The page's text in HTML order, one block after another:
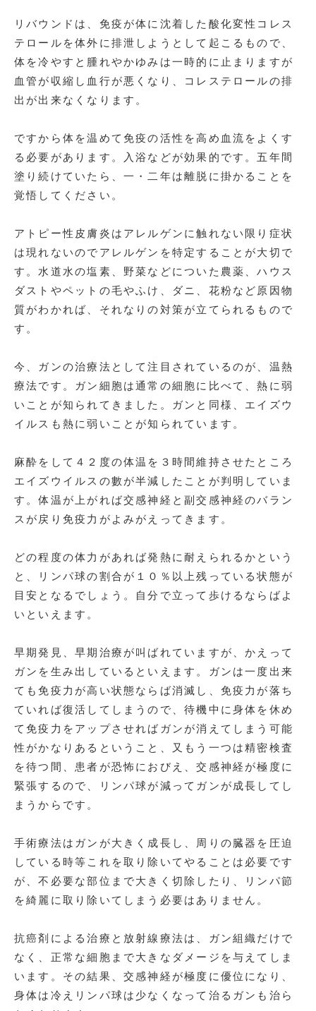
リバウンドは、免疫が体に沈着した酸化変性コレス
テロールを体外に排泄しようとして起こるもので、
体を冷やすと腫れやかゆみは一時的に止まりますが
血管が収縮し血行が悪くなり、コレステロールの排
出が出来なくなります。
ですから体を温めて免疫の活性を高め血流をよくす
る必要があります。入浴などが効果的です。五年間
塗り続けていたら、一・二年は離脱に掛かることを
覚悟してください。
アトピー性皮膚炎はアレルゲンに触れない限り症状
は現れないのでアレルゲンを特定することが大切で
す。水道水の塩素、野菜などについた農薬、ハウス
ダストやペットの毛やふけ、ダニ、花粉など原因物
質がわかれば、それなりの対策が立てられるもので
す。
今、ガンの治療法として注目されているのが、温熱
療法です。ガン細胞は通常の細胞に比べて、熱に弱
いことが知られてきました。ガンと同様、エイズウ
イルスも熱に弱いことが知られています。
麻酔をして４２度の体温を３時間維持させたところ
エイズウイルスの數が半減したことが判明していま
す。体温が上がれば交感神経と副交感神経のバラン
スが戻り免疫力がよみがえってきます。
どの程度の体力があれば発熱に耐えられるかという
と、リンパ球の割合が１０％以上残っている状態が
目安となるでしょう。自分で立って歩けるならばよ
いといえます。
早期発見、早期治療が叫ばれていますが、かえって
ガンを生み出しているといえます。ガンは一度出来
ても免疫力が高い状態ならば消滅し、免疫力が落ち
ていれば復活してしまうので、待機中に身体を休め
て免疫力をアップさせればガンが消えてしまう可能
性がかなりあるということ、又もう一つは精密検査
を待つ間、患者が恐怖におびえ、交感神経が極度に
緊張するので、リンパ球が減ってガンが成長してし
まうからです。
手術療法はガンが大きく成長し、周りの臓器を圧迫
している時等これを取り除いてやることは必要です
が、不必要な部位まで大きく切除したり、リンパ節
を綺麗に取り除いてしまう必要はありません。
抗癌剤による治療と放射線療法は、ガン組織だけで
なく、正常な細胞まで大きなダメージを与えてしま
います。その結果、交感神経が極度に優位になり、
身体は冷えリンパ球は少なくなって治るガンも治ら